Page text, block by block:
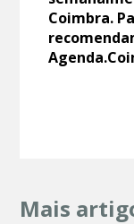
Coimbra.
Mais